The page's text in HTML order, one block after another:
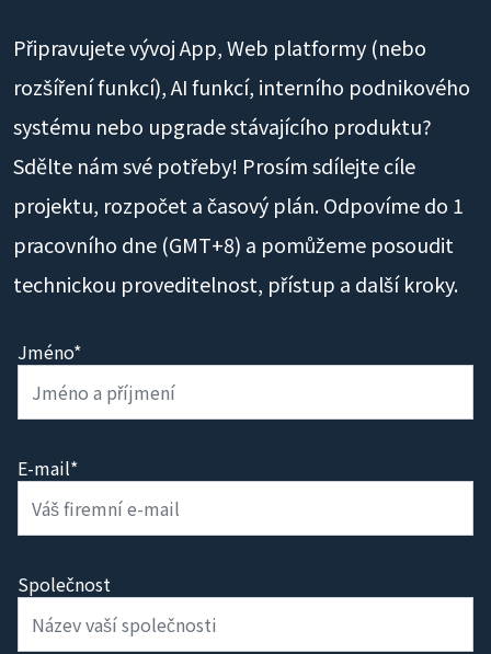
Připravujete vývoj App, Web platformy (nebo
rozšíření funkcí), AI funkcí, interního podnikového
systému nebo upgrade stávajícího produktu?
Sdělte nám své potřeby! Prosím sdílejte cíle
projektu, rozpočet a časový plán. Odpovíme do 1
pracovního dne (GMT+8) a pomůžeme posoudit
technickou proveditelnost, přístup a další kroky.
Jméno*
E-mail*
Společnost